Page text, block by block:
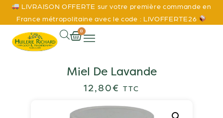
LIVRAISON OFFERTE sur votre première commande en
France métropolitaine avec le code : LIVOFFERTE26
0
Miel De Lavande
12,80€ TTC